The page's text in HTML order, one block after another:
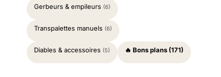
Gerbeurs & empileurs (6)
Transpalettes manuels (6)
Diables & accessoires (5) 🔥 Bons plans (171)